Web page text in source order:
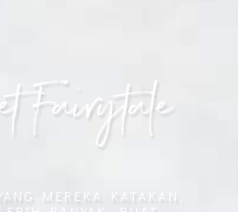
Fairytale
MEREKA KATAKAN,